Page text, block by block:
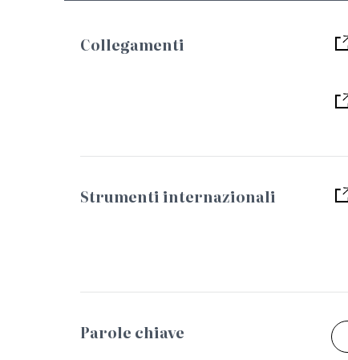
Collegamenti
Strumenti internazionali
Parole chiave